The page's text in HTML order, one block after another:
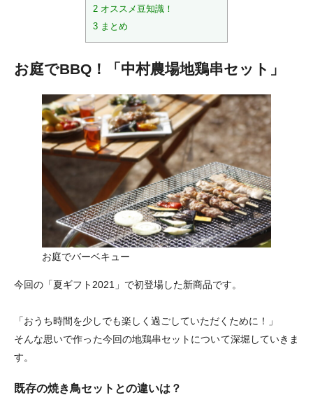
2 オススメ豆知識！
3 まとめ
お庭でBBQ！「中村農場地鶏串セット」
お庭でバーベキュー
今回の「夏ギフト2021」で初登場した新商品です。
「おうち時間を少しでも楽しく過ごしていただくために！」
そんな思いで作った今回の地鶏串セットについて深堀していきま
す。
既存の焼き鳥セットとの違いは？